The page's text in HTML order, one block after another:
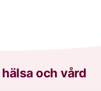
och vård